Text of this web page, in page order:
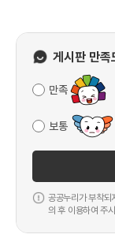
게시판 만족
만족
보통
공공누리가 부착되
의 후 이용하여 주